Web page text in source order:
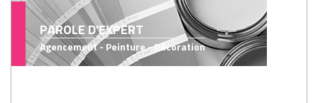
PAROLE D'EXPERT
Agencement - Peinture - Décoration